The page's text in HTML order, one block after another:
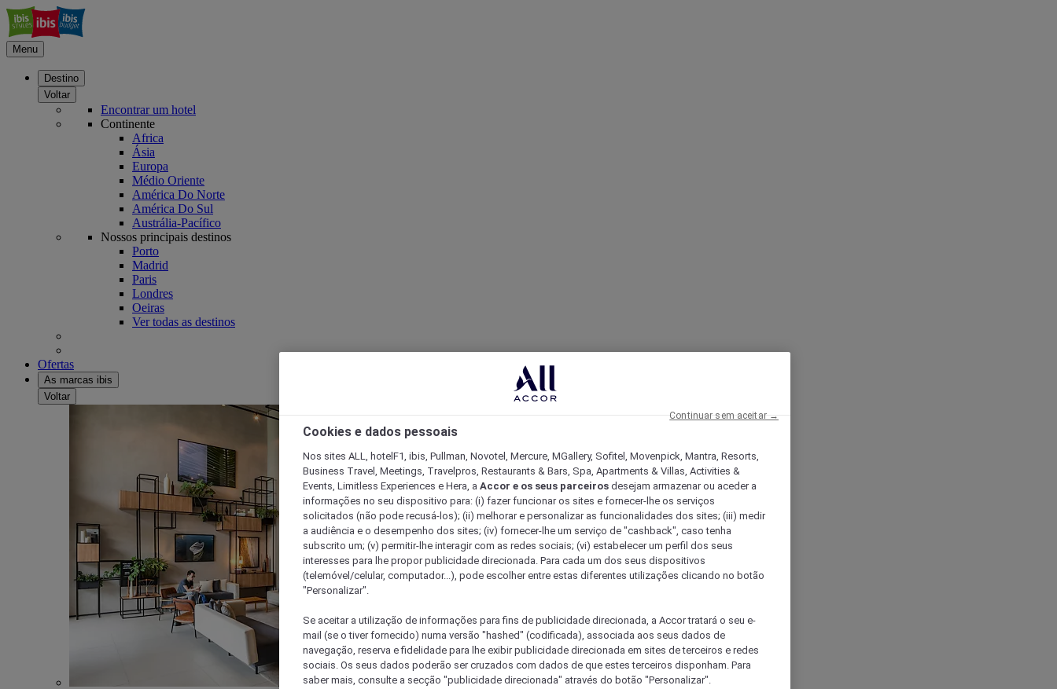
Menu
Destino
Voltar
Encontrar um hotel
Continente
Africa
Ásia
Europa
Médio Oriente
América Do Norte
América Do Sul
Austrália-Pacífico
Nossos principais destinos
Porto
Madrid
Paris
Londres
Oeiras
Ver todas as destinos
Ofertas
As marcas ibis
Voltar
Cookies e dados pessoais
Nos sites ALL, hotelF1, ibis, Pullman, Novotel, Mercure, MGallery, Sofitel, Movenpick, Mantra, Resorts,
Business Travel, Meetings, Travelpros, Restaurants & Bars, Spa, Apartments & Villas, Activities &
Events, Limitless Experiences e Hera, a Accor e os seus parceiros desejam armazenar ou aceder a
informações no seu dispositivo para: (i) fazer funcionar os sites e fornecer-lhe os serviços
solicitados (não pode recusá-los); (ii) melhorar e personalizar as funcionalidades dos sites; (iii) medir
a audiência e o desempenho dos sites; (iv) fornecer-lhe um serviço de "cashback", caso tenha
subscrito um; (v) permitir-lhe interagir com as redes sociais; (vi) estabelecer um perfil dos seus
interesses para lhe propor publicidade direcionada. Para cada um dos seus dispositivos
(telemóvel/celular, computador...), pode escolher entre estas diferentes utilizações clicando no botão
"Personalizar".
Se aceitar a utilização de informações para fins de publicidade direcionada, a Accor tratará o seu e-
mail (se o tiver fornecido) numa versão "hashed" (codificada), associada aos seus dados de
navegação, reserva e fidelidade para lhe exibir publicidade direcionada em sites de terceiros e redes
sociais. Os seus dados poderão ser cruzados com dados de que estes terceiros disponham. Para
saber mais, consulte a secção "publicidade direcionada" através do botão "Personalizar".
Continuar sem aceitar →